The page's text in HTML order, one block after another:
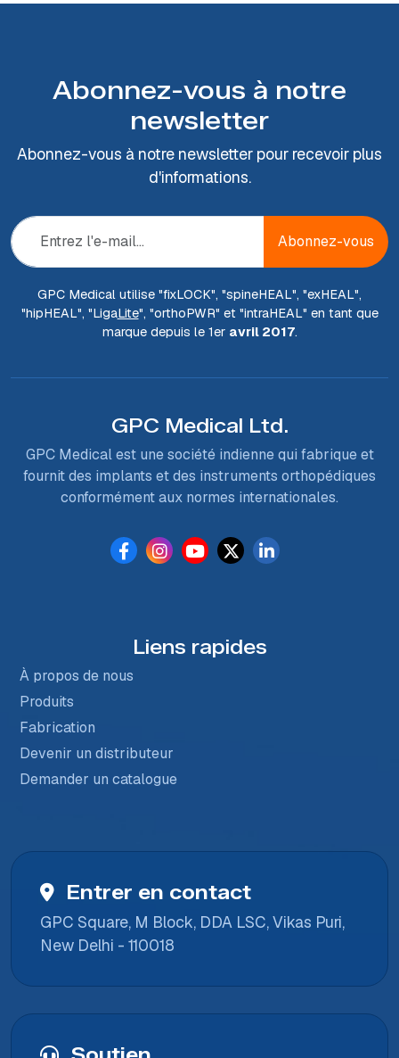
Abonnez-vous à notre
newsletter
Abonnez-vous à notre newsletter pour recevoir plus
d'informations.
Abonnez-vous
GPC Medical utilise "fixLOCK", "spineHEAL", "exHEAL",
"hipHEAL", "LigaLite", "orthoPWR" et "intraHEAL" en tant que
marque depuis le 1er avril 2017.
GPC Medical Ltd.
GPC Medical est une société indienne qui fabrique et
fournit des implants et des instruments orthopédiques
conformément aux normes internationales.
Liens rapides
À propos de nous
Produits
Fabrication
Devenir un distributeur
Demander un catalogue
Entrer en contact
GPC Square, M Block, DDA LSC, Vikas Puri,
New Delhi - 110018